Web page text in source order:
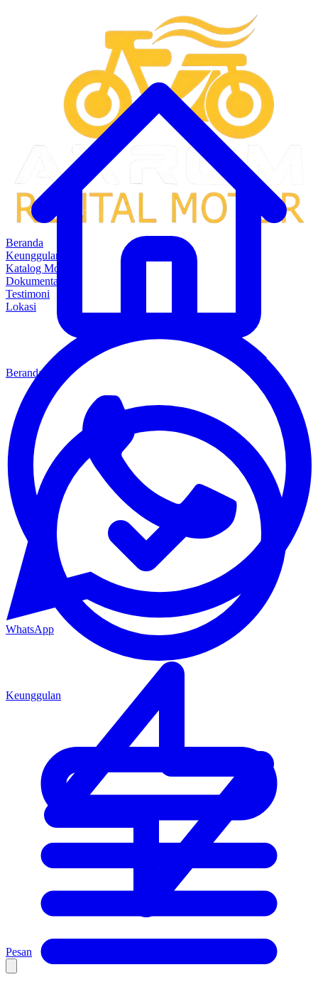
Beranda
Keunggulan
Katalog Motor
Dokumentasi
Testimoni
Lokasi
WhatsApp
Pesan
Beranda
Keunggulan